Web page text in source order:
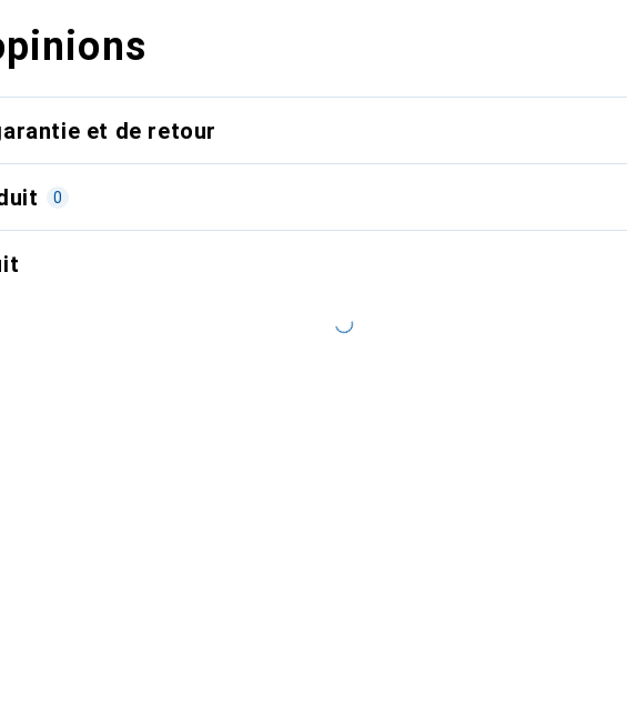
et de retour
0